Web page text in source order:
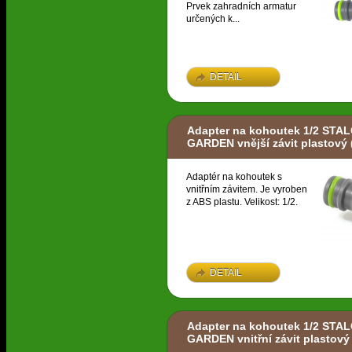
Prvek zahradních armatur
určených k...
DETAIL
Adapter na kohoutek 1/2
GARDEN vnější závit plastový
Adaptér na kohoutek s
vnitřním závitem. Je vyroben
z ABS plastu. Velikost: 1/2.
DETAIL
Adapter na kohoutek 1/2
GARDEN vnitřní závit plastový